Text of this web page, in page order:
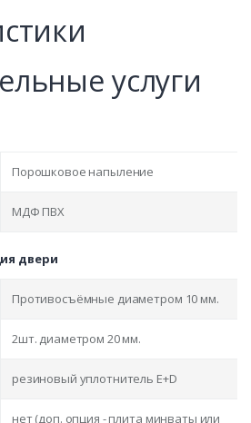
услуги
Порошковое напыление
МДФ ПВХ
двери
Противосъёмные диаметром 10 мм.
2шт. диаметром 20 мм.
резиновый уплотнитель E+D
нет (доп. опция - плита минваты или